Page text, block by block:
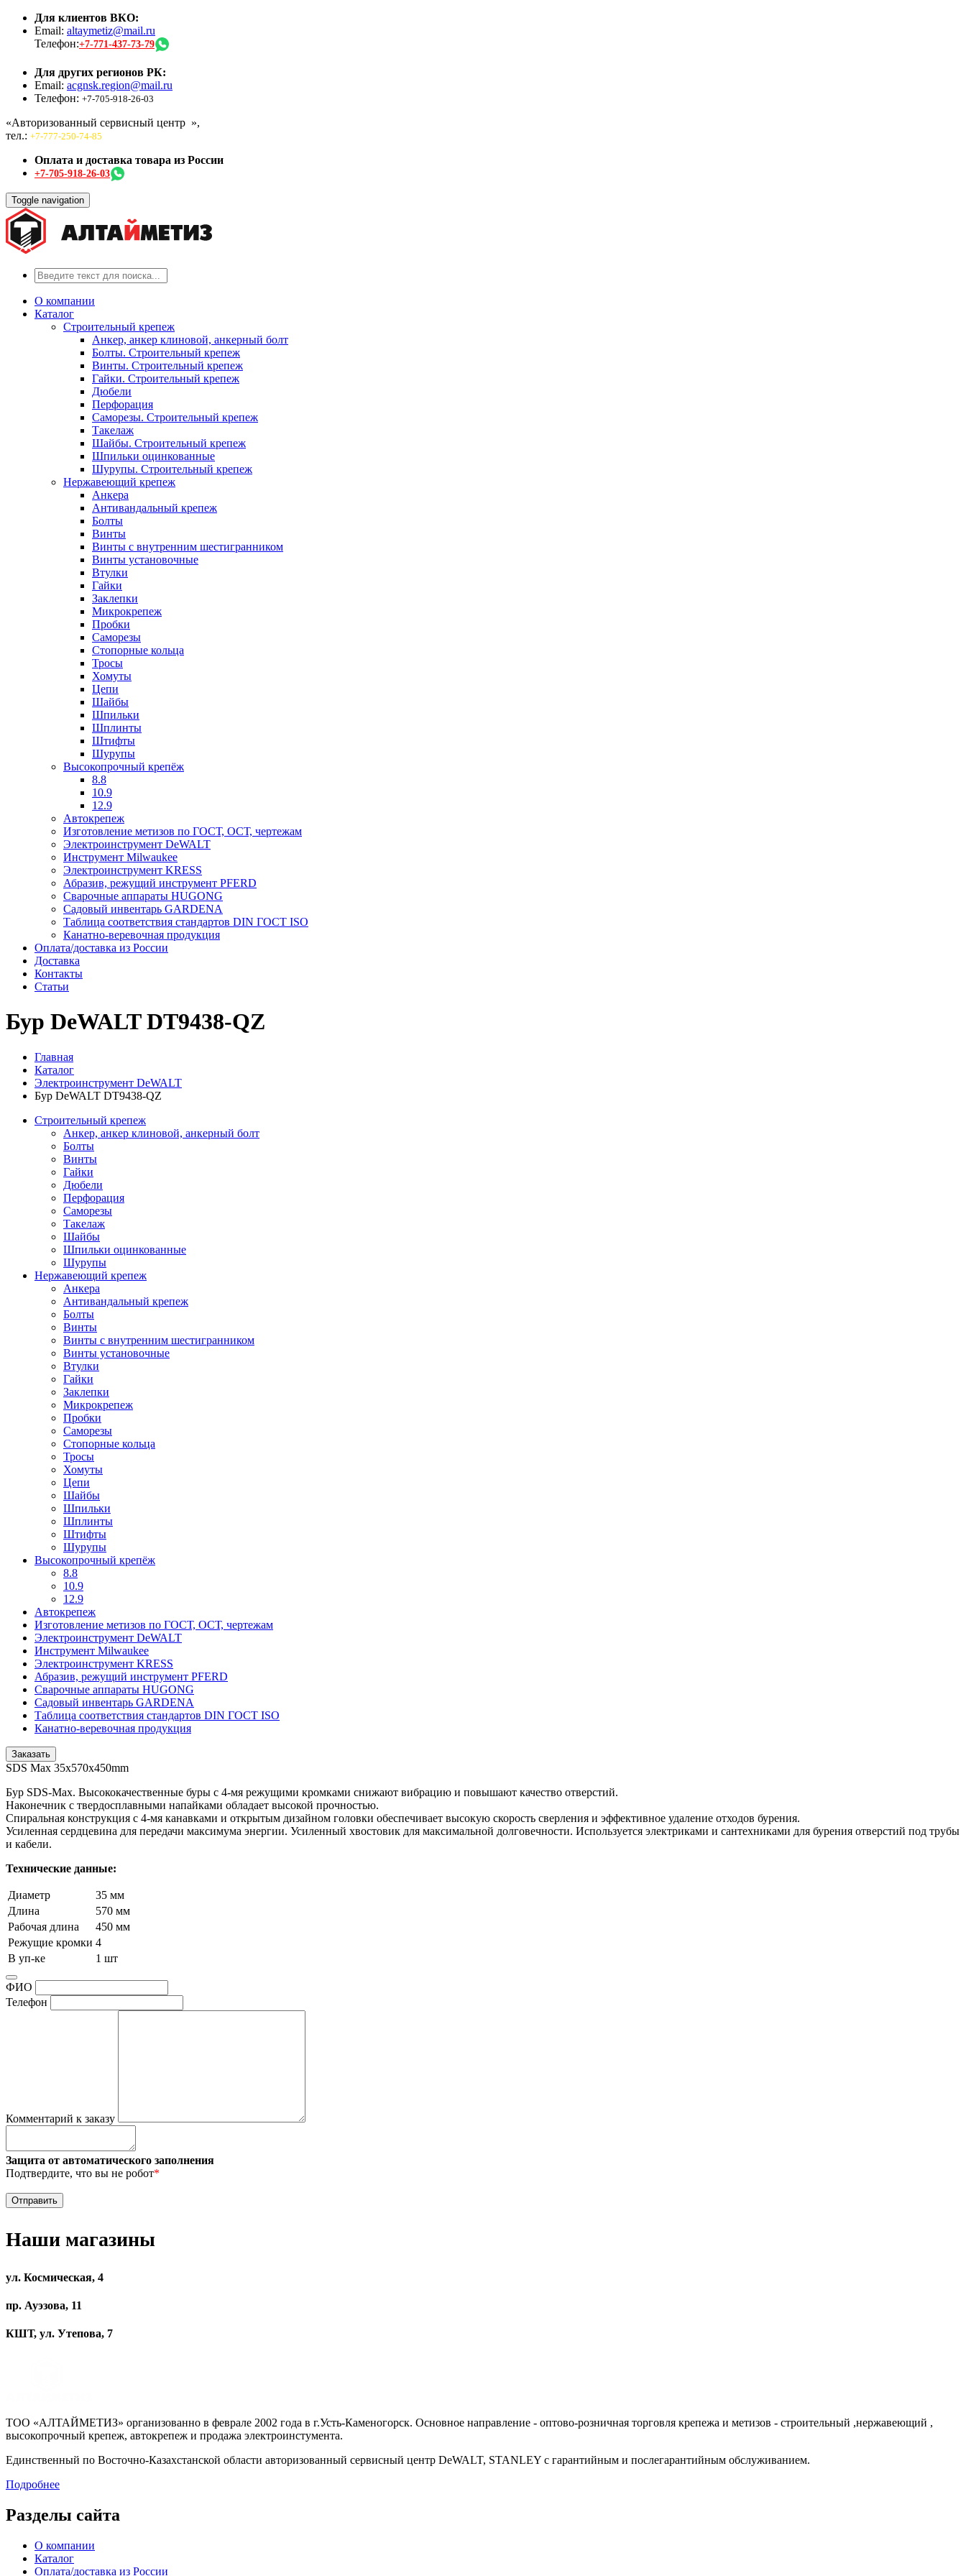
Для клиентов ВКО:
Email: altaymetiz@mail.ru
Телефон:+7-771-437-73-79
Для других регионов РК:
Email: acgnsk.region@mail.ru
Телефон: +7-705-918-26-03
«Авторизованный сервисный центр »,
тел.: +7-777-250-74-85
Оплата и доставка товара из России
+7-705-918-26-03
Toggle navigation
О компании
Каталог
Строительный крепеж
Анкер, анкер клиновой, анкерный болт
Болты. Строительный крепеж
Винты. Строительный крепеж
Гайки. Строительный крепеж
Дюбели
Перфорация
Саморезы. Строительный крепеж
Такелаж
Шайбы. Строительный крепеж
Шпильки оцинкованные
Шурупы. Строительный крепеж
Нержавеющий крепеж
Анкера
Антивандальный крепеж
Болты
Винты
Винты с внутренним шестигранником
Винты установочные
Втулки
Гайки
Заклепки
Микрокрепеж
Пробки
Саморезы
Стопорные кольца
Тросы
Хомуты
Цепи
Шайбы
Шпильки
Шплинты
Штифты
Шурупы
Высокопрочный крепёж
8.8
10.9
12.9
Автокрепеж
Изготовление метизов по ГОСТ, ОСТ, чертежам
Электроинструмент DeWALT
Инструмент Milwaukee
Электроинструмент KRESS
Абразив, режущий инструмент PFERD
Сварочные аппараты HUGONG
Садовый инвентарь GARDENA
Таблица соответствия стандартов DIN ГОСТ ISO
Канатно-веревочная продукция
Оплата/доставка из России
Доставка
Контакты
Статьи
Бур DeWALT DT9438-QZ
Главная
Каталог
Электроинструмент DeWALT
Бур DeWALT DT9438-QZ
Строительный крепеж
Анкер, анкер клиновой, анкерный болт
Болты
Винты
Гайки
Дюбели
Перфорация
Саморезы
Такелаж
Шайбы
Шпильки оцинкованные
Шурупы
Нержавеющий крепеж
Анкера
Антивандальный крепеж
Болты
Винты
Винты с внутренним шестигранником
Винты установочные
Втулки
Гайки
Заклепки
Микрокрепеж
Пробки
Саморезы
Стопорные кольца
Тросы
Хомуты
Цепи
Шайбы
Шпильки
Шплинты
Штифты
Шурупы
Высокопрочный крепёж
8.8
10.9
12.9
Автокрепеж
Изготовление метизов по ГОСТ, ОСТ, чертежам
Электроинструмент DeWALT
Инструмент Milwaukee
Электроинструмент KRESS
Абразив, режущий инструмент PFERD
Сварочные аппараты HUGONG
Садовый инвентарь GARDENA
Таблица соответствия стандартов DIN ГОСТ ISO
Канатно-веревочная продукция
Заказать
SDS Max 35x570x450mm
Бур SDS-Мах. Высококачественные буры с 4-мя режущими кромками снижают вибрацию и повышают качество отверстий.
Наконечник с твердосплавными напайками обладает высокой прочностью.
Спиральная конструкция с 4-мя канавками и открытым дизайном головки обеспечивает высокую скорость сверления и эффективное удаление отходов бурения.
Усиленная сердцевина для передачи максимума энергии. Усиленный хвостовик для максимальной долговечности. Используется электриками и сантехниками для бурения отверстий под трубы
и кабели.
Технические данные:
Диаметр
35 мм
Длина
570 мм
Рабочая длина
450 мм
Режущие кромки 4
В уп-ке
1 шт
ФИО
Телефон
Комментарий к заказу
Защита от автоматического заполнения
Подтвердите, что вы не робот*
Наши магазины
ул. Космическая, 4
пр. Ауэзова, 11
КШТ, ул. Утепова, 7
ТОО «АЛТАЙМЕТИЗ» организованно в феврале 2002 года в г.Усть-Каменогорск. Основное направление - оптово-розничная торговля крепежа и метизов - строительный ,нержавеющий ,
высокопрочный крепеж, автокрепеж и продажа электроинстумента.
Единственный по Восточно-Казахстанской области авторизованный сервисный центр DeWALT, STANLEY с гарантийным и послегарантийным обслуживанием.
Подробнее
Разделы сайта
О компании
Каталог
Оплата/доставка из России